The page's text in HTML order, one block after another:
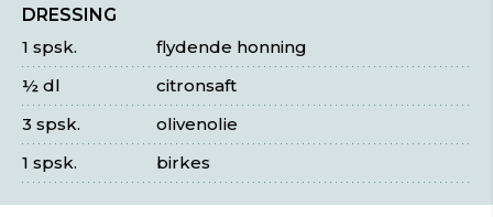
DRESSING
flydende honning
1 spsk.
citronsaft
½ dl
olivenolie
3 spsk.
birkes
1 spsk.